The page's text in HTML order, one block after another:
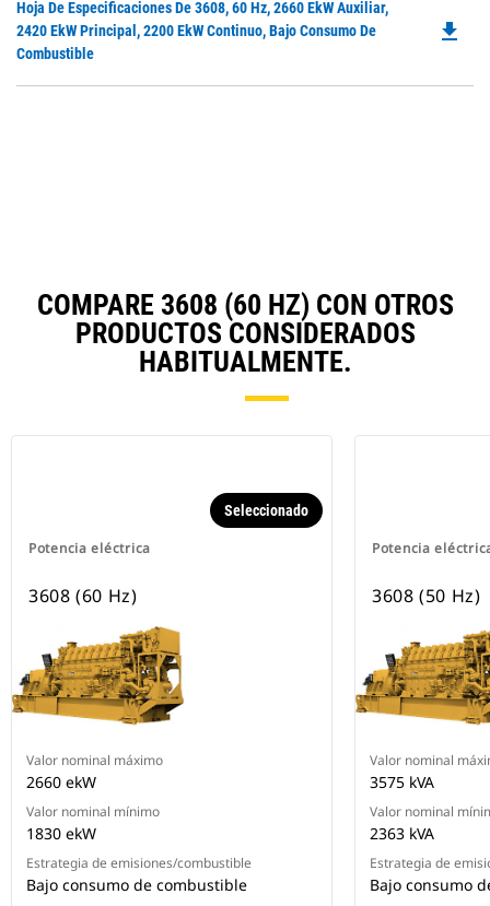
Hoja De Especificaciones De 3608, 60 Hz, 2660 EkW Auxiliar,
2420 EkW Principal, 2200 EkW Continuo, Bajo Consumo De
Combustible
file_download
COMPARE 3608 (60 HZ) CON OTROS
PRODUCTOS CONSIDERADOS
HABITUALMENTE.
Potencia eléctrica
Seleccionado
3608 (60 Hz)
Valor nominal máximo
2660 ekW
Valor nominal mínimo
1830 ekW
Estrategia de emisiones/combustible
Bajo consumo de combustible
Potencia
3608 (50 Hz)
Valor nominal
3575 kVA
Valor nominal
2363 kVA
Estrategia de
Bajo consumo